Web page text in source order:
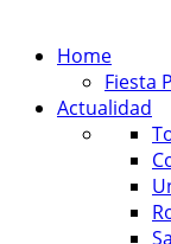
Home
Fiesta
Actualidad